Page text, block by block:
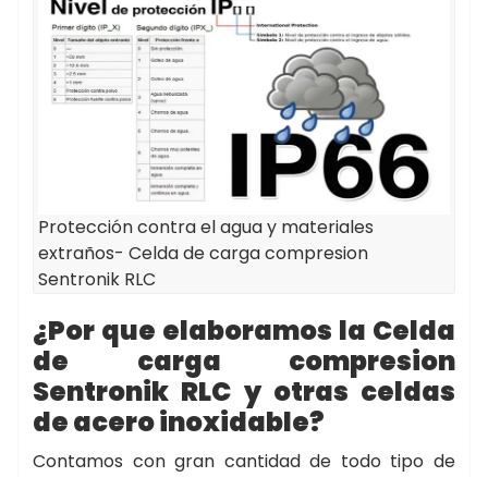
Protección contra el agua y materiales
extraños- Celda de carga compresion
Sentronik RLC
¿Por que elaboramos la Celda
de carga compresion
Sentronik RLC y otras celdas
de acero inoxidable?
Contamos con gran cantidad de todo tipo de